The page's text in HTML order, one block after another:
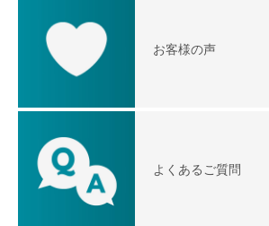
お客様の声
よくあるご質問